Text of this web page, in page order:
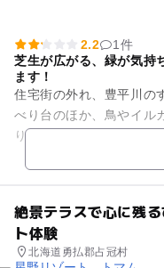
2.2
1件
芝生が広がる、緑が気持
ます！
住宅街の外れ、豊平川の
べり台のほか、鳥やイル
ります。すべり台はすべ
たタイプの2種類を楽し
絶景テラスで心に残
ト体験
北海道勇払郡占冠村